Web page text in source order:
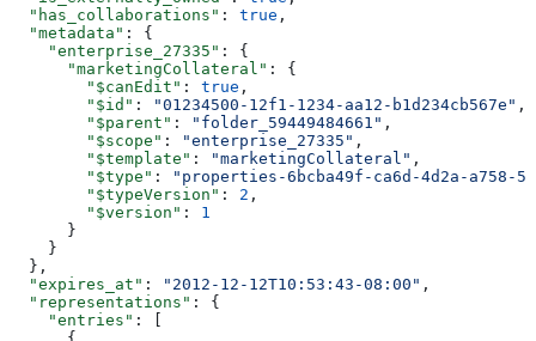
  "has_collaborations"
: true ,
  "metadata"
: {
    "enterprise_27335"
: {
      "marketingCollateral"
: {
        "$canEdit"
: true ,
        "$id"
: "01234500-12f1-1234-aa12-b1d234cb567e" ,
        "$parent"
: "folder_59449484661" ,
        "$scope"
: "enterprise_27335" ,
        "$template"
: "marketingCollateral" ,
        "$type"
:
"properties-6bcba49f-ca6d-4d2a-a758-
        "$typeVersion"
: 2 ,
        "$version"
: 1
      }
    }
  },
  "expires_at"
: "2012-12-12T10:53:43-08:00" ,
  "representations"
: {
    "entries"
: [